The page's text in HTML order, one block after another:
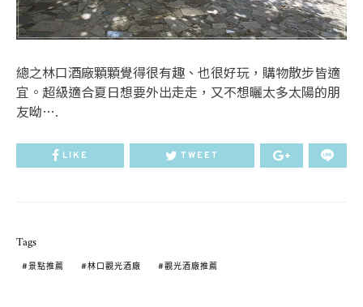
總之林口酒廠顆顆覺得很有趣、也很好玩，購物散步皆適
宜。超級適合夏日想要外出走走，又不想曬太多太陽的朋
友呦….
LIKE TWEET
Tags
景點推薦 林口觀光酒廠 觀光酒廠推薦